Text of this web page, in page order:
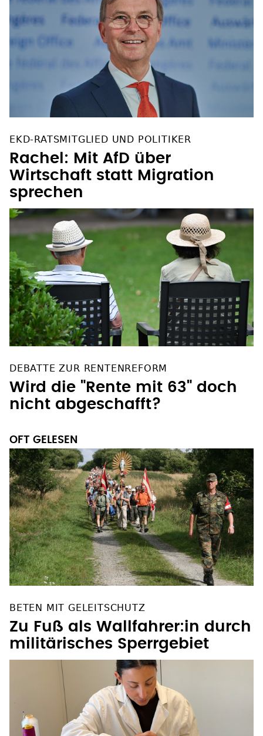
EKD-RATSMITGLIED UND POLITIKER
Rachel: Mit AfD über
Wirtschaft statt Migration
sprechen
DEBATTE ZUR RENTENREFORM
Wird die "Rente mit 63" doch
nicht abgeschafft?
OFT GELESEN
BETEN MIT GELEITSCHUTZ
Zu Fuß als Wallfahrer:in durch
militärisches Sperrgebiet